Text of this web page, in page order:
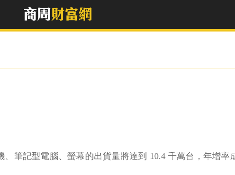
筆記型電腦、螢幕的出貨量將達到 10.4 千萬台，年增率